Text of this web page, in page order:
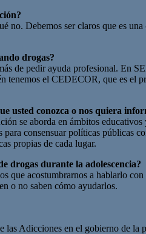
no. Debemos ser claros que es
drogas?
de pedir ayuda profesional. En
el CEDECOR, que es el
usted conozca o nos quiera
se aborda en ámbitos
consensuar políticas públicas
propias de cada lugar.
drogas durante la adolescencia?
que acostumbrarnos a hablarlo
o no saben cómo ayudarlos.
las Adicciones en el gobierno de la